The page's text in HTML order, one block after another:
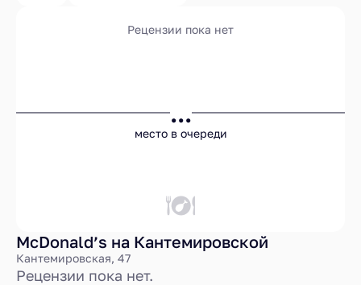
Рецензии пока нет
...
место в очереди
McDonald’s на Кантемировской
Кантемировская, 47
Рецензии пока нет.